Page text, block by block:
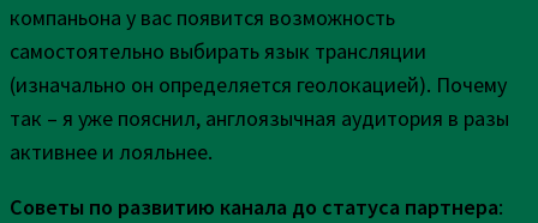
компаньона у вас появится возможность
самостоятельно выбирать язык трансляции
(изначально он определяется геолокацией). Почему
так – я уже пояснил, англоязычная аудитория в разы
активнее и лояльнее.
Советы по развитию канала до статуса партнера: